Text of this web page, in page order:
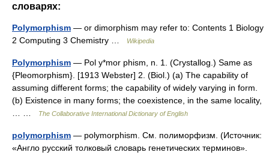
словарях:
Polymorphism — or dimorphism may refer to: Contents 1 Biology
2 Computing 3 Chemistry …
Wikipedia
Polymorphism — Pol y*mor phism, n. 1. (Crystallog.) Same as
{Pleomorphism}. [1913 Webster] 2. (Biol.) (a) The capability of
assuming different forms; the capability of widely varying in form.
(b) Existence in many forms; the coexistence, in the same locality,
The Collaborative International Dictionary of English
polymorphism — polymorphism. См. полиморфизм. (Источник:
«Англо русский толковый словарь генетических терминов».